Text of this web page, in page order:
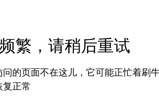
繁，请稍后重试
问的页面不在这儿，它可能正忙着刷
复正常